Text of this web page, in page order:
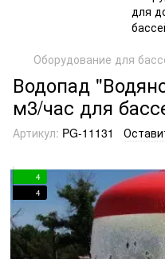
Оборудование для
Водопад
м3/час для
Артикул: PG-11131
4
4